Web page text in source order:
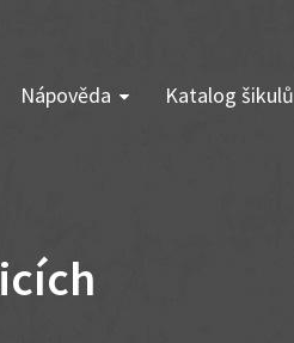
Nápověda Katalog šikulů